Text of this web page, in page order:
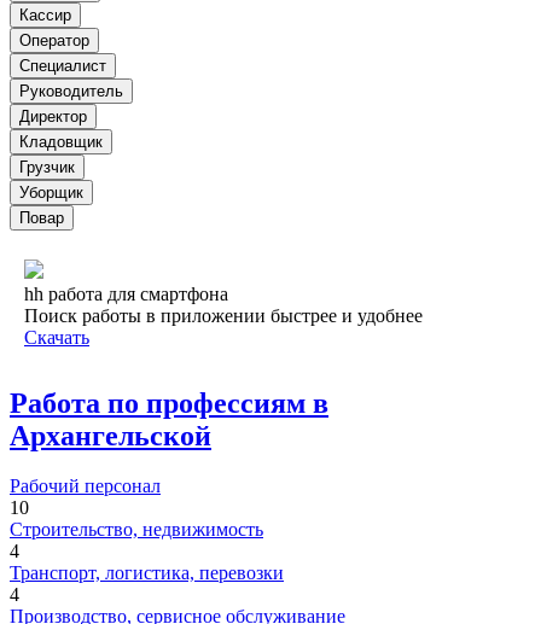
Кассир
Оператор
Специалист
Руководитель
Директор
Кладовщик
Грузчик
Уборщик
Повар
hh работа для смартфона
Поиск работы в приложении быстрее и удобнее
Скачать
Работа по профессиям в
Архангельской
Рабочий персонал
10
Строительство, недвижимость
4
Транспорт, логистика, перевозки
4
Производство, сервисное обслуживание